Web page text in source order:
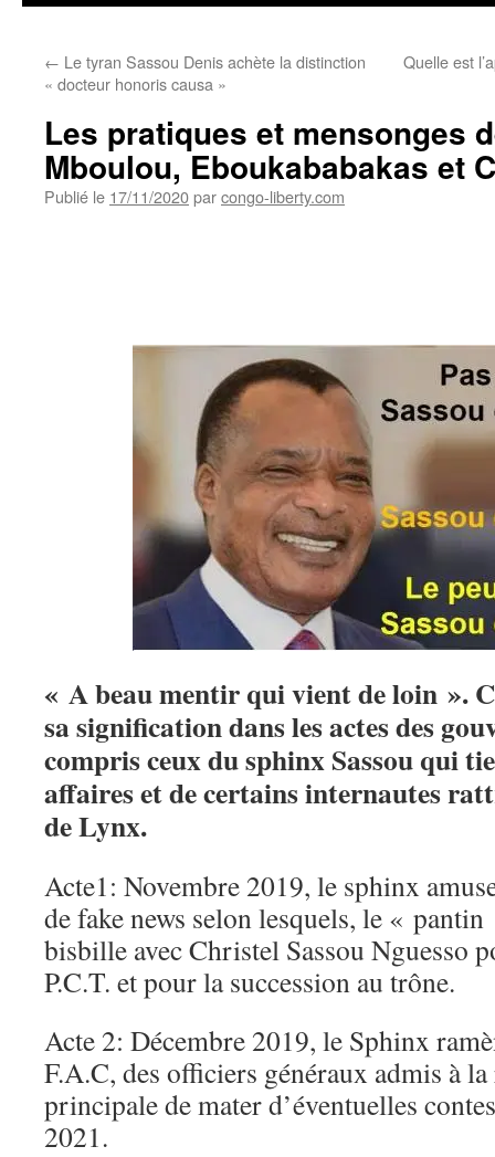
← Le tyran Sassou Denis achète la distinction
« docteur honoris causa »
Quelle est
Les pratiques et mensonges
Mboulou, Eboukababakas et
Publié le 17/11/2020parcongo-liberty.com
« A beau mentir qui vient de loin ».
sa signification dans les actes des
compris ceux du sphinx Sassou qui
affaires et de certains internautes
de Lynx.
Acte1: Novembre 2019, le sphinx
de fake news selon lesquels, le «
bisbille avec Christel Sassou Nguesso
P.C.T. et pour la succession au trône.
Acte 2: Décembre 2019, le Sphinx
F.A.C, des officiers généraux admis à
principale de mater d’éventuelles
2021.